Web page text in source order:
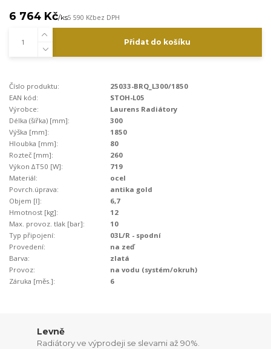
6 764 Kč/ks5 590 Kčbez DPH
Přidat do košíku
Číslo produktu:
25033-BRQ_L300/1850
EAN kód:
STOH-L05
Výrobce:
Laurens Radiátory
Délka (šířka) [mm]:
300
Výška [mm]:
1850
Hloubka [mm]:
80
Rozteč [mm]:
260
Výkon ∆T50 [W]:
719
Materiál:
ocel
Povrch.úprava:
antika gold
Objem [l]:
6,7
Hmotnost [kg]:
12
Max. provoz. tlak [bar]:
10
Typ připojení:
03L/R - spodní
Provedení:
na zeď
Barva:
zlatá
Provoz:
na vodu (systém/okruh)
Záruka [měs.]:
6
Levně
Radiátory ve výprodeji se slevami až 90%.